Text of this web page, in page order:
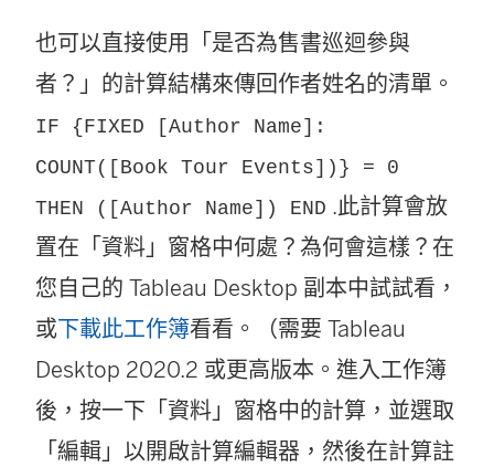
也可以直接使用「是否為售書巡迴參與
者？」的計算結構來傳回作者姓名的清單。
IF {FIXED [Author Name]:
COUNT([Book Tour Events])} = 0
THEN ([Author Name]) END .此計算會放
置在「資料」窗格中何處？為何會這樣？在
您自己的 Tableau Desktop 副本中試試看，
或下載此工作簿看看。（需要 Tableau
Desktop 2020.2 或更高版本。進入工作簿
後，按一下「資料」窗格中的計算，並選取
「編輯」以開啟計算編輯器，然後在計算註